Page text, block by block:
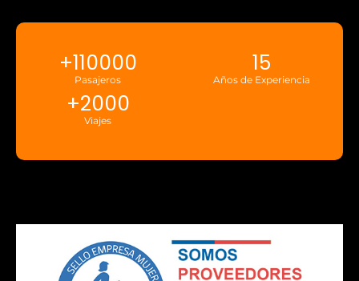
Pasajeros
+110000
Años de Experiencia
15
Viajes
+2000